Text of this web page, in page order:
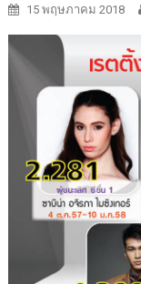
15 พฤษภาคม 2018